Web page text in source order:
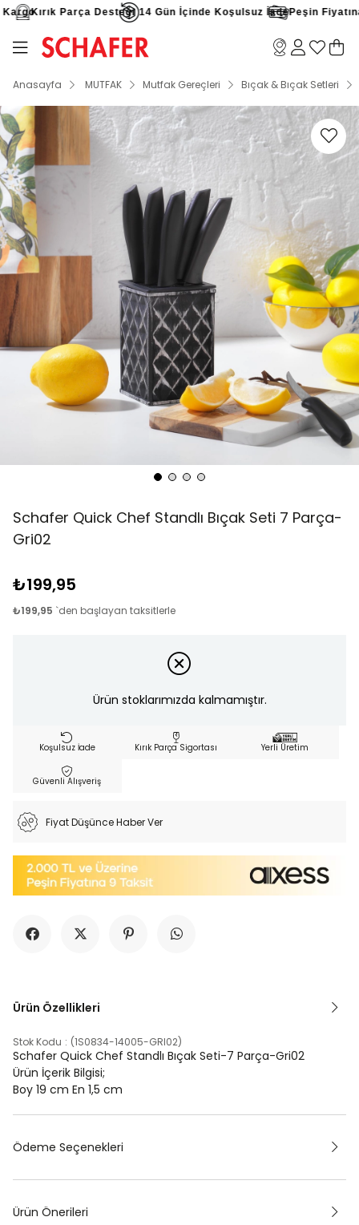
Kırık Parça Desteği 14 Gün İçinde Koşulsuz İadePeşin Fiyatına
Anasayfa MUTFAK Mutfak Gereçleri Bıçak & Bıçak Setleri
Schafer Quick Chef Standlı Bıçak Seti 7 Parça-
Gri02
₺199,95
₺199,95 `den başlayan taksitlerle
Ürün stoklarımızda kalmamıştır.
Koşulsuz İade Kırık Parça Sigortası Yerli Üretim
Güvenli Alışveriş
Fiyat Düşünce Haber Ver
Ürün Özellikleri
Stok Kodu (1S0834-14005-GRI02)
Schafer Quick Chef Standlı Bıçak Seti-7 Parça-Gri02
Ürün İçerik Bilgisi;
Boy 19 cm En 1,5 cm
Ödeme Seçenekleri
Ürün Önerileri